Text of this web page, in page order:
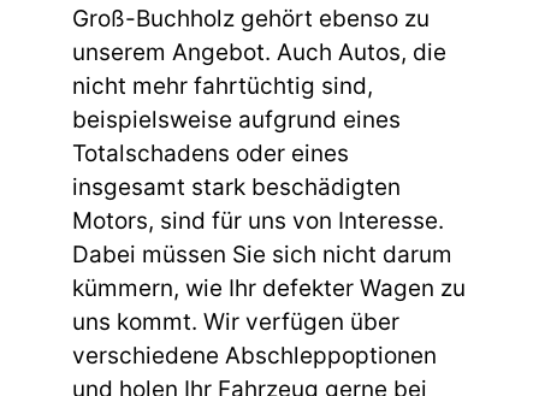
Groß-Buchholz gehört ebenso zu
unserem Angebot. Auch Autos, die
nicht mehr fahrtüchtig sind,
beispielsweise aufgrund eines
Totalschadens oder eines
insgesamt stark beschädigten
Motors, sind für uns von Interesse.
Dabei müssen Sie sich nicht darum
kümmern, wie Ihr defekter Wagen zu
uns kommt. Wir verfügen über
verschiedene Abschleppoptionen
und holen Ihr Fahrzeug gerne bei